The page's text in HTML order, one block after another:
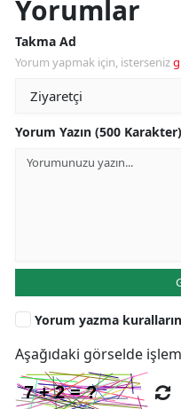
Yorumlar
Takma Ad
Yorum yapmak için, isterseniz
Yorum Yazın (500 Karakter)
Yorum yazma
Aşağıdaki görselde